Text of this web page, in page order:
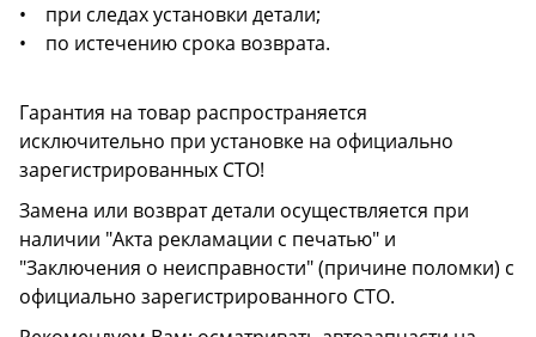
• при следах установки детали;
• по истечению срока возврата.
Гарантия на товар распространяется
исключительно при установке на официально
зарегистрированных СТО!
Замена или возврат детали осуществляется при
наличии "Акта рекламации с печатью" и
"Заключения о неисправности" (причине поломки) с
официально зарегистрированного СТО.